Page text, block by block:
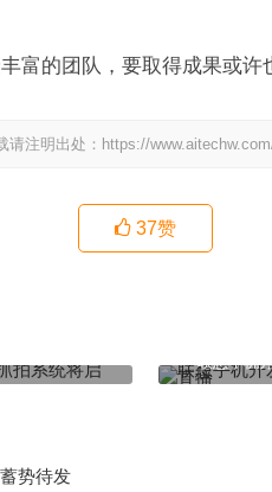
富的团队，要取得成果或许
注明出处： https://
37赞
联想手机
势待发